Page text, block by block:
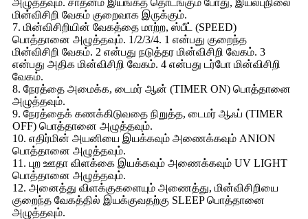
மின்விசிறி வேகம் குறைவாக இருக்கும்.
7. மின்விசிறியின் வேகத்தை மாற்ற, ஸ்பீட் (SPEED)
பொத்தானை அழுத்தவும். 1/2/3/4. 1 என்பது குறைந்த
மின்விசிறி வேகம். 2 என்பது நடுத்தர மின்விசிறி வேகம். 3
என்பது அதிக மின்விசிறி வேகம். 4 என்பது டர்போ மின்விசிறி
வேகம்.
8. நேரத்தை அமைக்க, டைமர் ஆன் (TIMER ON) பொத்தானை
அழுத்தவும்.
9. நேரத்தைக் கணக்கிடுவதை நிறுத்த, டைமர் ஆஃப் (TIMER
OFF) பொத்தானை அழுத்தவும்.
10. எதிர்மின் அயனியை இயக்கவும் அணைக்கவும் ANION
பொத்தானை அழுத்தவும்.
11. புற ஊதா விளக்கை இயக்கவும் அணைக்கவும் UV LIGHT
பொத்தானை அழுத்தவும்.
12. அனைத்து விளக்குகளையும் அணைத்து, மின்விசிறியை
குறைந்த வேகத்தில் இயக்குவதற்கு SLEEP பொத்தானை
அழுத்தவும்.